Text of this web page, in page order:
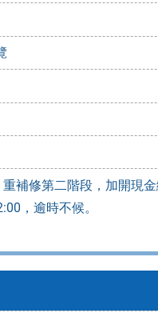
重補修第二階段，加開現金
，逾時不候。